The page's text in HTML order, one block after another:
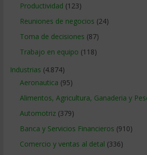
Productividad (123)
Reuniones de negocios (24)
Toma de decisiones (87)
Trabajo en equipo (118)
Industrias (4.874)
Aeronautica (95)
Alimentos, Agricultura, Ganaderia y
Automotriz(379)
Banca y Servicios Financieros (910)
Comercio y ventas al detal (336)